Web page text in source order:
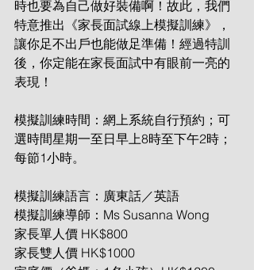
時也要為自己做好裝備啊！故此，我們
特意推出《家長面試線上模擬訓練》，
讓你足不出戶也能做足準備！經過特訓
後，你定能在家長面試中有眼前一亮的
表現！
模擬訓練時間：網上系統自行預約；可
選時間星期一至日早上8時至下午2時；
每節1小時。
模擬訓練語言：廣東話／英語
模擬訓練導師：Ms Susanna Wong
家長單人價 HK$800
家長雙人價 HK$1000